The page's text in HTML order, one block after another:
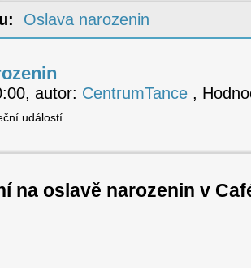
Oslava narozenin
autor: CentrumTance ,
událostí
na oslavě narozenin v